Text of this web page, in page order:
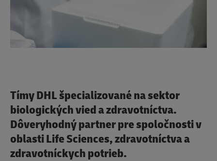
Tímy DHL špecializované na sektor
biologických vied a zdravotníctva.
Dôveryhodný partner pre spoločnosti v
oblasti Life Sciences, zdravotníctva a
zdravotníckych potrieb.